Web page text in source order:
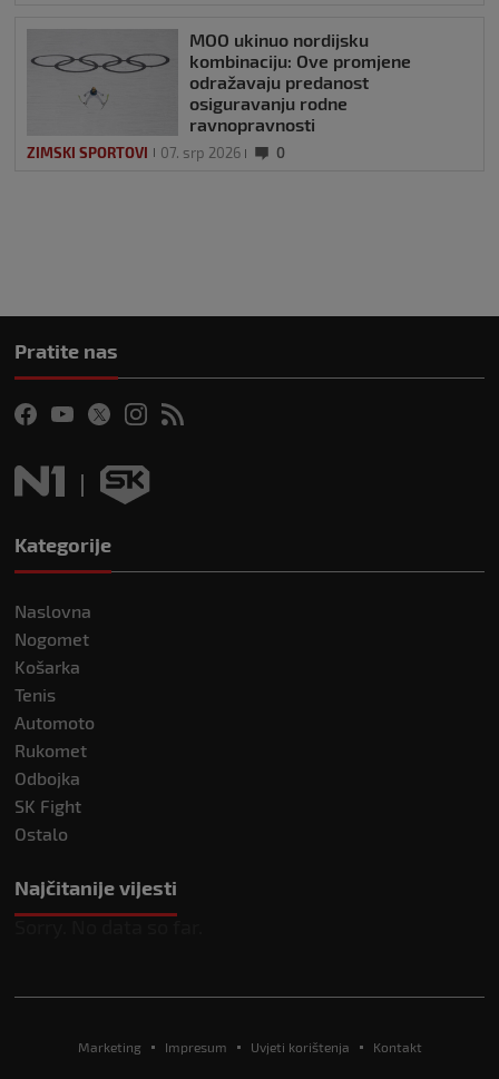
MOO ukinuo nordijsku
kombinaciju: Ove promjene
odražavaju predanost
osiguravanju rodne
ravnopravnosti
ZIMSKI SPORTOVI 07. srp 2026 0
Pratite nas
Kategorije
Naslovna
Nogomet
Košarka
Tenis
Automoto
Rukomet
Odbojka
SK Fight
Ostalo
Najčitanije vijesti
Marketing Impresum Uvjeti korištenja Kontakt